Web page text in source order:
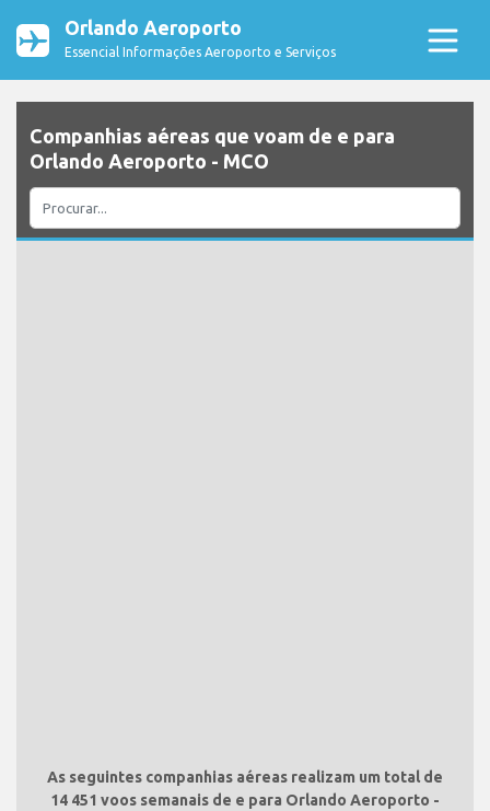
Orlando Aeroporto
Essencial Informações Aeroporto e Serviços
Companhias aéreas que voam de e para
Orlando Aeroporto - MCO
As seguintes companhias aéreas realizam um total de
14 451 voos semanais de e para Orlando Aeroporto -